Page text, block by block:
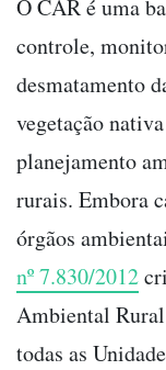
O CAR é uma
controle,
desmatamento
vegetação
planejamento
rurais. Embora
órgãos
nº 7.830/2012
Ambiental
todas as